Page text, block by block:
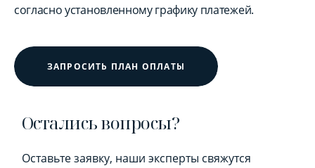
согласно установленному графику платежей.
ЗАПРОСИТЬ ПЛАН ОПЛАТЫ
Остались вопросы?
Оставьте заявку, наши эксперты свяжутся